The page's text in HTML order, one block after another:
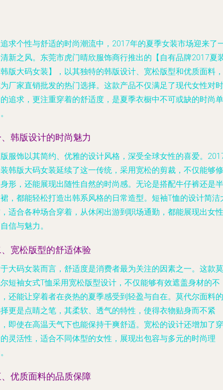
求个性与舒适的时尚潮流中，2017年的夏季女装市场迎来了
新之风。东莞市虎门晴欣服饰商行推出的【自有品牌2017夏
版大码女装】，以其独特的韩版设计、宽松版型和优质面料，
厂家直销批发的热门选择。这款产品不仅满足了现代女性对时
追求，更注重穿着的舒适度，是夏季衣橱中不可或缺的时尚单
韩版设计的时尚魅力
服饰以其简约、优雅的设计风格，深受全球女性的喜爱。
韩版大码女装延续了这一传统，采用宽松的剪裁，不仅能够修
形，还能展现出随性自然的时尚感。无论是搭配牛仔裤还是半
，都能轻松打造出韩系风格的日常造型。短袖T恤的设计简洁
适合各种场合穿着，从休闲出游到职场通勤，都能展现出女性
信与魅力。
宽松版型的舒适体验
大码女装而言，舒适度是消费者最为关注的因素之一。这款莫
短袖女式T恤采用宽松版型设计，不仅能够有效遮盖身材的不
还能让穿着者在炎热的夏季感受到轻盈与自在。莫代尔面料的
更是点睛之笔，其柔软、透气的特性，使得衣物贴身而不紧
即使在高温天气下也能保持干爽舒适。宽松的设计还增加了穿
灵活性，适合不同体型的女性，展现出包容与多元的时尚理
优质面料的品质保障